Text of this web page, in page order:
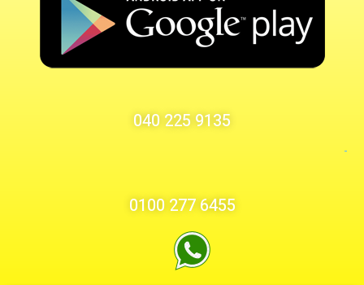
9135 225 040
-
6455 277 0100